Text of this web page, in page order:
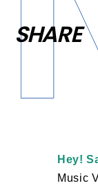
SHARE
Hey!
Music